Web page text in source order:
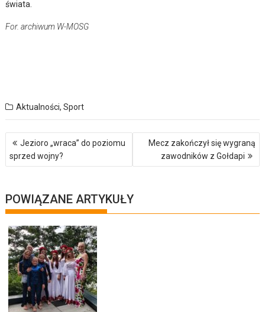
świata.
For. archiwum W-MOSG
Aktualności,Sport
Nawigacja
wpisu
Jezioro „wraca” do poziomu
sprzed wojny?
Mecz zakończył się wygraną
zawodników z Gołdapi
POWIĄZANE ARTYKUŁY